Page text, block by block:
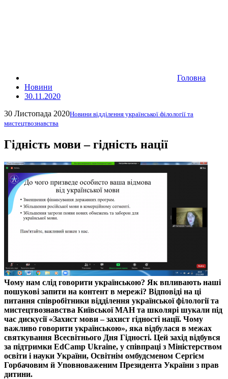
Головна
Новини
30.11.2020
30 Листопада 2020Новини відділення української філології та
мистецтвознавства
Гідність мови – гідність нації
Чому нам слід говорити українською? Як впливають наші
пошукові запити на контент в мережі? Відповіді на ці
питання співробітники відділення української філології та
мистецтвознавства Київської МАН та школярі шукали під
час дискусії «Захист мови – захист гідності нації. Чому
важливо говорити українською», яка відбулася в межах
святкування Всесвітнього Дня Гідності. Цей захід відбувся
за підтримки EdCamp Ukraine, у співпраці з Міністерством
освіти і науки України, Освітнім омбудсменом Сергієм
Горбачовим й Уповноваженим Президента України з прав
дитини.